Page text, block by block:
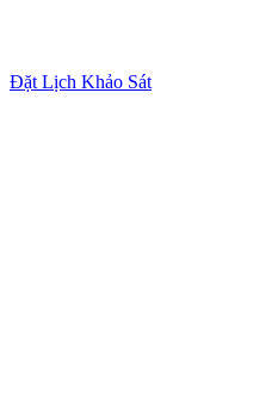
Đặt Lịch Khảo Sát